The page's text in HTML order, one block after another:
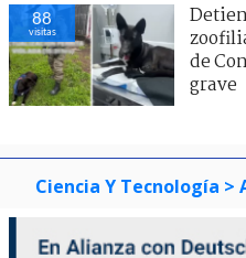
88
visitas
de
grave
Ciencia Y Tecnología >